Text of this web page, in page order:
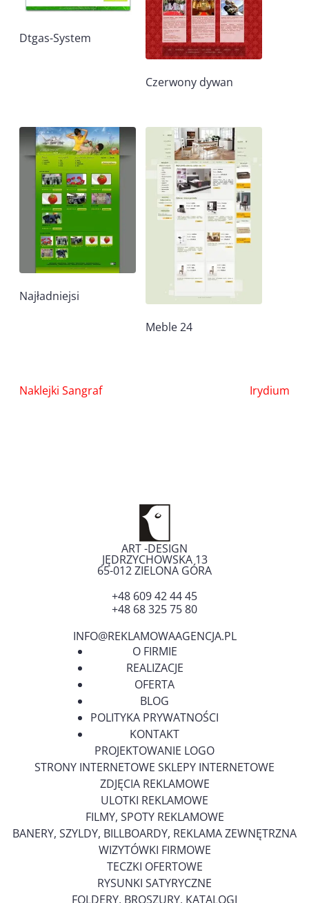
Dtgas-System
Czerwony dywan
Najładniejsi
Meble 24
Nawigacja
Naklejki Sangraf Irydium
ART -DESIGN
JĘDRZYCHOWSKA 13
65-012ZIELONA GÓRA
+48 609 42 44 45
+48 68 325 75 80
INFO@REKLAMOWAAGENCJA.PL
O FIRMIE
REALIZACJE
OFERTA
BLOG
POLITYKA PRYWATNOŚCI
KONTAKT
PROJEKTOWANIE LOGO
STRONY INTERNETOWE SKLEPY INTERNETOWE
ZDJĘCIA REKLAMOWE
ULOTKI REKLAMOWE
FILMY, SPOTY REKLAMOWE
BANERY, SZYLDY, BILLBOARDY, REKLAMA ZEWNĘTRZNA
WIZYTÓWKI FIRMOWE
TECZKI OFERTOWE
RYSUNKI SATYRYCZNE
FOLDERY, BROSZURY, KATALOGI